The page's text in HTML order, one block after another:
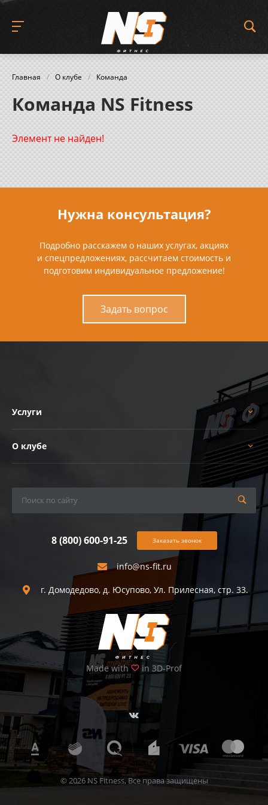
Главная / О клубе / Команда
Команда NS Fitness
Элемент не найден!
Нужна консультация?
Подробно расскажем о наших услугах, акциях
и спецпредложениях, рассчитаем стоимость и
подготовим индивидуальное предложение!
Задать вопрос
Услуги
О клубе
info@ns-fit.ru
8 (800) 600-91-25
г. Домодедово, д. Юсупово, Ул. Прилесная, стр. 33.
Заказать звонок
Made with in 3D-Prof
© 2026 NS Fitness, Все права защищены